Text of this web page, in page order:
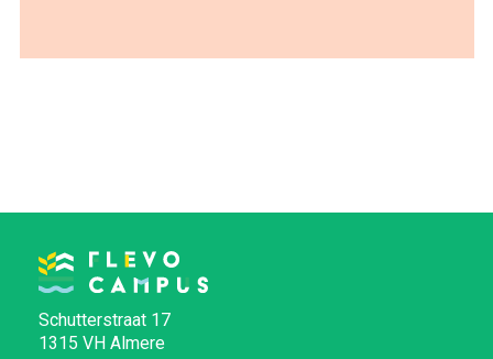
Schutterstraat 17
1315 VH Almere